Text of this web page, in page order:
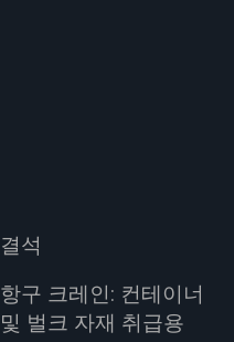
결석
항구 크레인: 컨테이너
및 벌크 자재 취급용